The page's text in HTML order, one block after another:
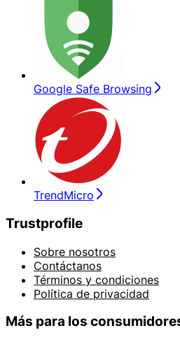
Google Safe Browsing
TrendMicro
Trustprofile
Sobre nosotros
Contáctanos
Términos y condiciones
Política de privacidad
Más para los